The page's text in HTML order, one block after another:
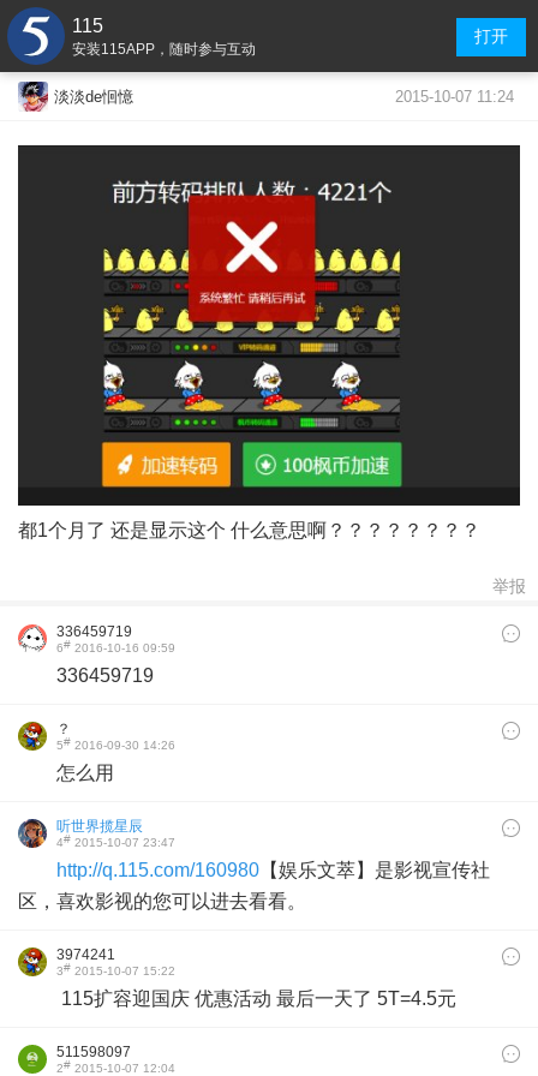
115
安装115APP，随时参与互动
打开
淡淡de恛憶 2015-10-07 11:24
都1个月了 还是显示这个 什么意思啊？？？？？？？？
举报
336459719
6# 2016-10-16 09:59
336459719
？
5# 2016-09-30 14:26
怎么用
听世界揽星辰
4# 2015-10-07 23:47
http://q.115.com/160980 【娱乐文萃】是影视宣传社
区，喜欢影视的您可以进去看看。
3974241
3# 2015-10-07 15:22
115扩容迎国庆 优惠活动 最后一天了 5T=4.5元
511598097
2# 2015-10-07 12:04